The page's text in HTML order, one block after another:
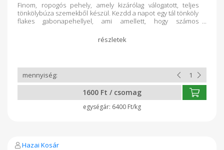
Finom, ropogós pehely, amely kizárólag válogatott, teljes
tönkölybúza szemekből készül. Kezdd a napot egy tál tönköly
flakes gabonapehellyel, ami amellett, hogy számos
joghurttal, gyümölccsel gazdagítva megunhatatlan kedvenced
lehet! Összetevők: bio tönköly*, bio virágméz*, bio
Hungária Nonprofit Kft. HU-ÖKÖ-01
1600 Ft / csomag
6400 Ft/kg
Hazai Kosár